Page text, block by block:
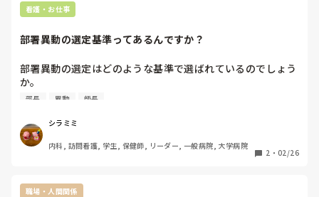
本当に、今自分自身でもどうしたいのかが分からなくなって
きました。
唯一分かっていることは今は病棟で働きたいという気持ちが
あることです。
とても悩んでいます。
見学だけでも行ってみてもいいのでしょうか?
みなさんならどうされますか?
看護・お仕事
部署異動の選定基準ってあるんですか？
部署異動の選定はどのような基準で選ばれているのでしょう
か。
その部署での勤続年数は大切になってくると思いますが
せん。
看護師長、部長経験者の方いらっしゃいましたら教えてくだ
さい。、
部長 異動 師長
シラミミ
内科, 訪問看護, 学生, 保健師, リーダー, 一般病院, 大学病院
2 ・ 02/26
職場・人間関係